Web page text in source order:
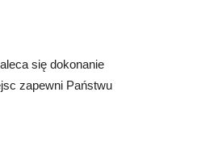
się dokonanie
zapewni Państwu